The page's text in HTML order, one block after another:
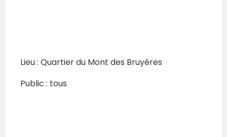
Lieu : Quartierdu Mont des Bruyères
Public : tous